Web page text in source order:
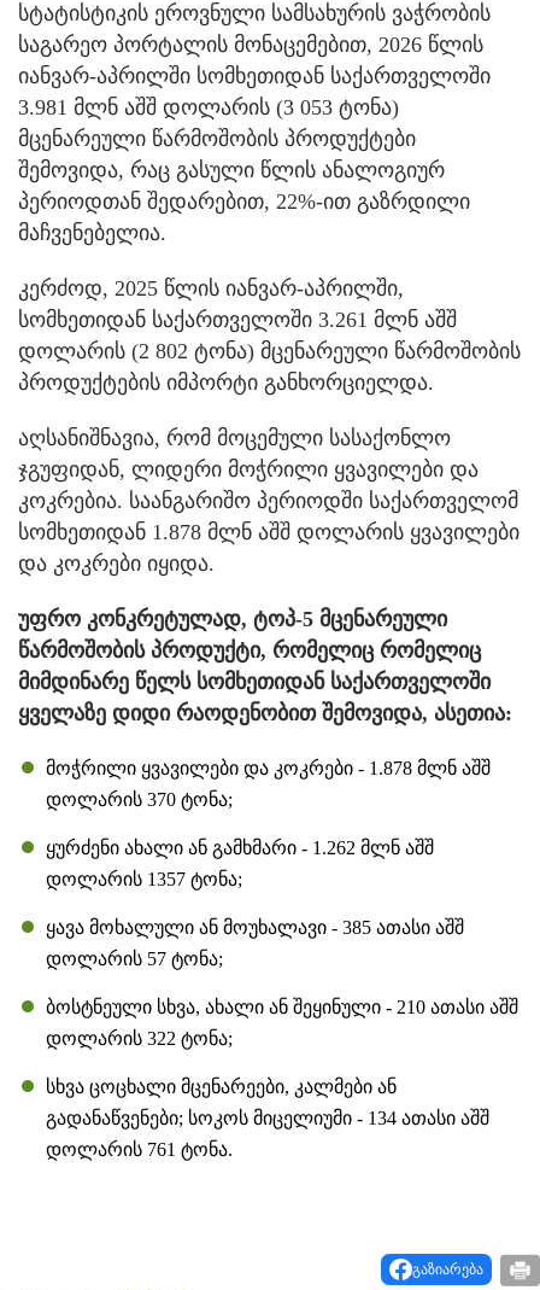
სტატისტიკის ეროვნული სამსახურის ვაჭრობის
საგარეო პორტალის მონაცემებით, 2026 წლის
იანვარ-აპრილში სომხეთიდან საქართველოში
3.981 მლნ აშშ დოლარის (3 053 ტონა)
მცენარეული წარმოშობის პროდუქტები
შემოვიდა, რაც გასული წლის ანალოგიურ
პერიოდთან შედარებით, 22%-ით გაზრდილი
მაჩვენებელია.
კერძოდ, 2025 წლის იანვარ-აპრილში,
სომხეთიდან საქართველოში 3.261 მლნ აშშ
დოლარის (2 802 ტონა) მცენარეული წარმოშობის
პროდუქტების იმპორტი განხორციელდა.
აღსანიშნავია, რომ მოცემული სასაქონლო
ჯგუფიდან, ლიდერი მოჭრილი ყვავილები და
კოკრებია. საანგარიშო პერიოდში საქართველომ
სომხეთიდან 1.878 მლნ აშშ დოლარის ყვავილები
და კოკრები იყიდა.
უფრო კონკრეტულად, ტოპ-5 მცენარეული
წარმოშობის პროდუქტი, რომელიც რომელიც
მიმდინარე წელს სომხეთიდან საქართველოში
ყველაზე დიდი რაოდენობით შემოვიდა, ასეთია:
მოჭრილი ყვავილები და კოკრები - 1.878 მლნ აშშ
დოლარის 370 ტონა;
ყურძენი ახალი ან გამხმარი - 1.262 მლნ აშშ
დოლარის 1357 ტონა;
ყავა მოხალული ან მოუხალავი - 385 ათასი აშშ
დოლარის 57 ტონა;
ბოსტნეული სხვა, ახალი ან შეყინული - 210 ათასი აშშ
დოლარის 322 ტონა;
სხვა ცოცხალი მცენარეები, კალმები ან
გადანაწვენები; სოკოს მიცელიუმი - 134 ათასი აშშ
დოლარის 761 ტონა.
გაზიარება